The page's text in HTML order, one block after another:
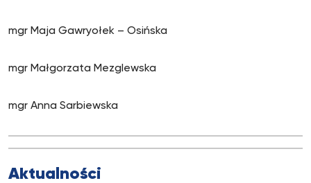
mgr Maja Gawryołek – Osińska
mgr Małgorzata Mezglewska
mgr Anna Sarbiewska
Aktualności